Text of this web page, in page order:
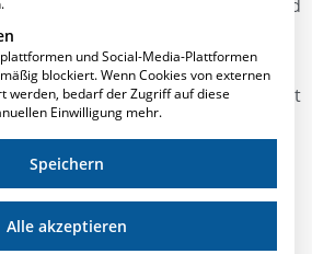
zu behalten. Über die Volltext- und
alle Dokumente, die
sind, online abgerufen werden.
CRM-ähnliche Funktionen. Dort
angelegt oder bestehende
Informationen
Personaljahresplaner sowie die
jederzeit einsehbar und von
und Social-Media-Plattformen
blockiert. Wenn Cookies von externen
werden, bedarf der Zugriff auf diese
Einwilligung mehr.
Speichern
Alle akzeptieren